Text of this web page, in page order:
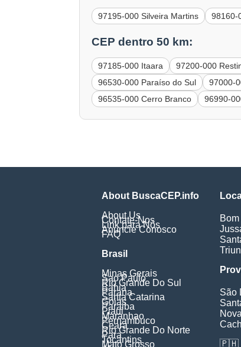
97195-000 Silveira Martins 98160-
CEP dentro 50 km:
97185-000 Itaara 97200-000
96530-000 Paraíso do Sul
97000-
96535-000 Cerro Branco
96990-
About BuscaCEP.info
About Us
Contate-Nos
Link para Nós
Anuncie Conosco
FAQ
Brasil
Minas Gerais
Sao Paulo
Rio Grande Do Sul
Bahia
Parana
Santa Catarina
Goias
Paraiba
Piaui
Maranhao
Pernambuco
Ceara
Rio Grande Do Norte
Para
Tocantins
Mato Grosso
São
🇵🇭